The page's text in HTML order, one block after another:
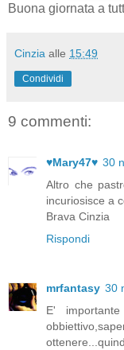
Buona giornata a
Cinzia alle 15:49
Condividi
9 commenti:
♥Mary47♥ 30
Altro che
incuriosisce a
Brava Cinzia
Rispondi
mrfantasy 30
E'